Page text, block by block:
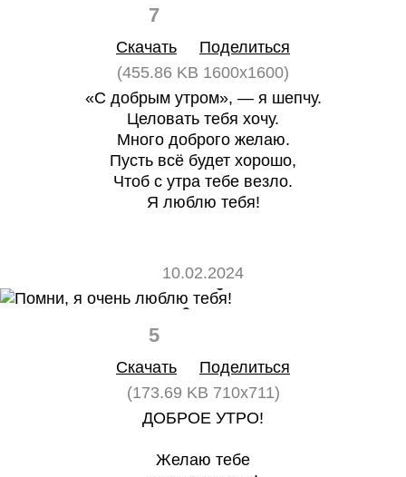
7
Скачать
Поделиться
(455.86 KB 1600x1600)
«С добрым утром», — я шепчу.
Целовать тебя хочу.
Много доброго желаю.
Пусть всё будет хорошо,
Чтоб с утра тебе везло.
Я люблю тебя!
10.02.2024
5
Скачать
Поделиться
(173.69 KB 710x711)
ДОБРОЕ УТРО!
Желаю тебе